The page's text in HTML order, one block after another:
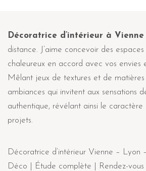
Décoratrice d’intérieur à Vienne
distance. J’aime concevoir des
chaleureux en accord avec vos envies
Mêlant jeux de textures et de
ambiances qui invitent aux sensations
authentique, révélant ainsi le caractère
projets.
Décoratrice d’intérieur Vienne – Lyon
Déco |
Étude complète | Rendez-vous